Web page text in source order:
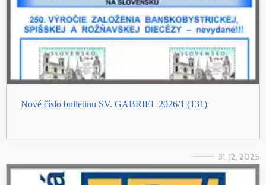
Nové číslo bulletinu SV. GABRIEL 2026/1 (131)
31. 12. 2025